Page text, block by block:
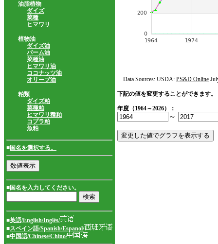
油脂植物
ダイズ
菜種
ヒマワリ
植物油
ダイズ油
パーム油
菜種油
ヒマワリ油
ココナッツ油
オリーブ油
粕類
ダイズ粕
菜種粕
ヒマワリ種粕
コプラ粕
魚粕
■国名を選択する。
■国名を入力してください。
■英語/English/Inglés/
■スペイン語/Spanish/Espanol/
■中国語/Chinese/Chino/
Data Sources: USDA: PS&D Online
下記の値を変更することができます。
年度（1964～2026）：
～